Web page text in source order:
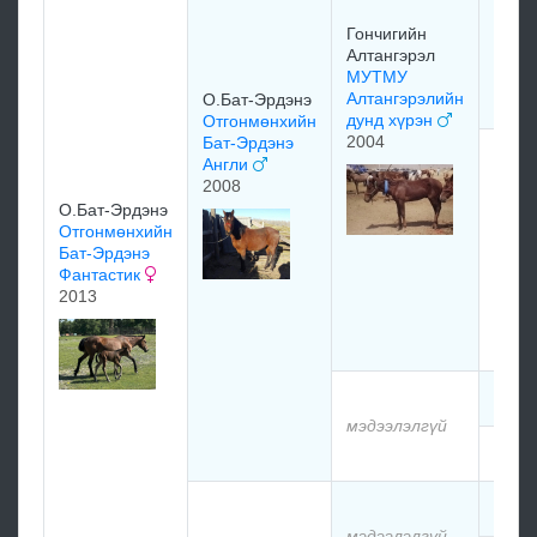
О.Бат-Эрдэнэ
Отгонмөнхийн
Бат-Эрдэнэ
Фантастик
2013
О.Бат-Эрдэнэ
Отгонмөнхийн
Бат-Эрдэнэ
Англи
2008
Гончигийн
Алтангэрэл
МУТМУ
Алтангэрэлийн
дунд хүрэн
2004
мэдээлэлгүй